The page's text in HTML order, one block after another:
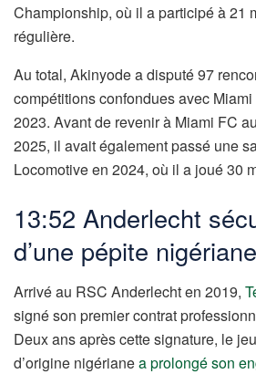
Championship, où il a participé à 21
régulière.
Au total, Akinyode a disputé 97
compétitions confondues avec
2023. Avant de revenir à Miami FC
2025, il avait également passé une
Locomotive en 2024, où il a joué 30
13:52 Anderlecht
d’une pépite nigériane
Arrivé au RSC Anderlecht en 2019,
signé son premier contrat
Deux ans après cette signature, le
d’origine nigérianea prolongé son